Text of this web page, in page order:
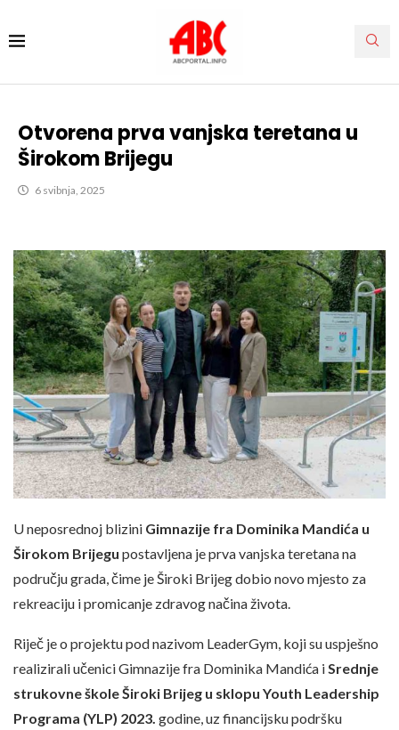
Otvorena prva vanjska teretana u
Širokom Brijegu
6 svibnja, 2025
U neposrednoj blizini Gimnazije fra Dominika Mandića u
Širokom Brijegu postavljena je prva vanjska teretana na
području grada, čime je Široki Brijeg dobio novo mjesto za
rekreaciju i promicanje zdravog načina života.
Riječ je o projektu pod nazivom LeaderGym, koji su uspješno
realizirali učenici Gimnazije fra Dominika Mandića i Srednje
strukovne škole Široki Brijeg u sklopu Youth Leadership
Programa (YLP) 2023. godine, uz financijsku podršku